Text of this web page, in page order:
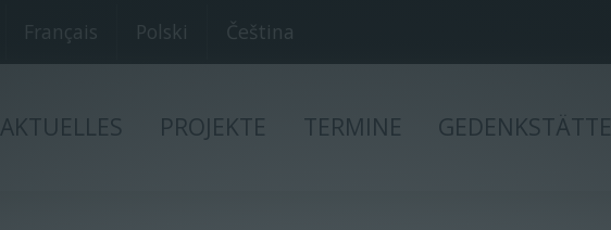
Français Polski Čeština
AKTUELLES PROJEKTE TERMINE GEDENKSTÄTTE